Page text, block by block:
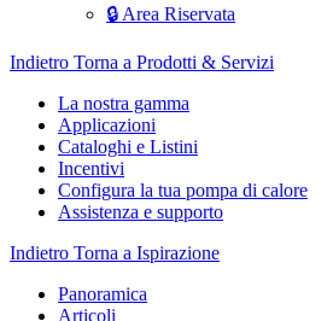
🔒 Area Riservata
Indietro Torna a Prodotti & Servizi
La nostra gamma
Applicazioni
Cataloghi e Listini
Incentivi
Configura la tua pompa di calore
Assistenza e supporto
Indietro Torna a Ispirazione
Panoramica
Articoli